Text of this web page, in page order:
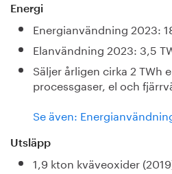
Energi
Energianvändning 2023:
Elanvändning 2023: 3,5
Säljer årligen cirka 2 TWh
processgaser, el och
Se även:
Utsläpp
1,9 kton kväveoxider